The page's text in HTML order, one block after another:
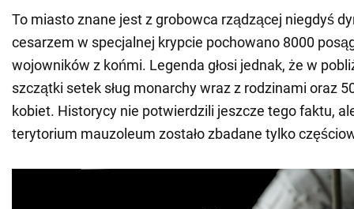
To miasto znane jest z grobowca rządzącej niegdyś
cesarzem w specjalnej krypcie pochowano 8000
wojowników z końmi. Legenda głosi jednak, że w
szczątki setek sług monarchy wraz z rodzinami oraz
kobiet. Historycy nie potwierdzili jeszcze tego faktu,
terytorium mauzoleum zostało zbadane tylko